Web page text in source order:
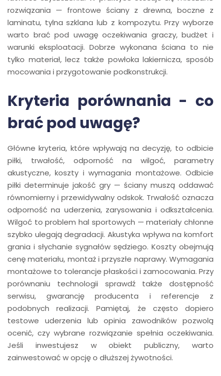
rozwiązania — frontowe ściany z drewna, boczne z
laminatu, tylna szklana lub z kompozytu. Przy wyborze
warto brać pod uwagę oczekiwania graczy, budżet i
warunki eksploatacji. Dobrze wykonana ściana to nie
tylko materiał, lecz także powłoka lakiernicza, sposób
mocowania i przygotowanie podkonstrukcji.
Kryteria porównania - co
brać pod uwagę?
Główne kryteria, które wpływają na decyzję, to odbicie
piłki, trwałość, odporność na wilgoć, parametry
akustyczne, koszty i wymagania montażowe. Odbicie
piłki determinuje jakość gry — ściany muszą oddawać
równomierny i przewidywalny odskok. Trwałość oznacza
odporność na uderzenia, zarysowania i odkształcenia.
Wilgoć to problem hal sportowych — materiały chłonne
szybko ulegają degradacji. Akustyka wpływa na komfort
grania i słychanie sygnałów sędziego. Koszty obejmują
cenę materiału, montaż i przyszłe naprawy. Wymagania
montażowe to tolerancje płaskości i zamocowania. Przy
porównaniu technologii sprawdź także dostępność
serwisu, gwarancję producenta i referencje z
podobnych realizacji. Pamiętaj, że często dopiero
testowe uderzenia lub opinia zawodników pozwolą
ocenić, czy wybrane rozwiązanie spełnia oczekiwania.
Jeśli inwestujesz w obiekt publiczny, warto
zainwestować w opcję o dłuższej żywotności.